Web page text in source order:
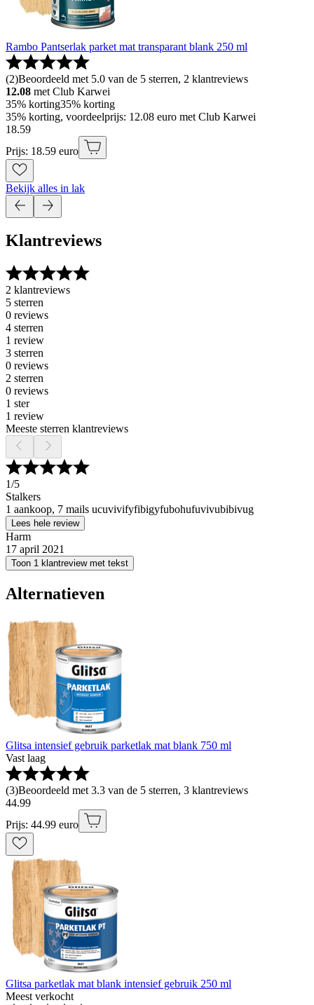
Rambo Pantserlak parket mat transparant blank 250 ml
(2)Beoordeeld met 5.0 van de 5 sterren, 2 klantreviews
12.08 met Club Karwei
35% korting35% korting
35% korting, voordeelprijs: 12.08 euro met Club Karwei
18.59
Prijs: 18.59 euro
Bekijk alles in lak
Klantreviews
2 klantreviews
5 sterren
0 reviews
4 sterren
1 review
3 sterren
0 reviews
2 sterren
0 reviews
1 ster
1 review
Meeste sterren klantreviews
1/5
Stalkers
1 aankoop, 7 mails ucuvivifyfibigyfubohufuvivubibivug
Lees hele review
Harm
17 april 2021
Toon 1 klantreview met tekst
Alternatieven
Glitsa intensief gebruik parketlak mat blank 750 ml
Vast laag
(3)Beoordeeld met 3.3 van de 5 sterren, 3 klantreviews
44.99
Prijs: 44.99 euro
Glitsa parketlak mat blank intensief gebruik 250 ml
Meest verkocht